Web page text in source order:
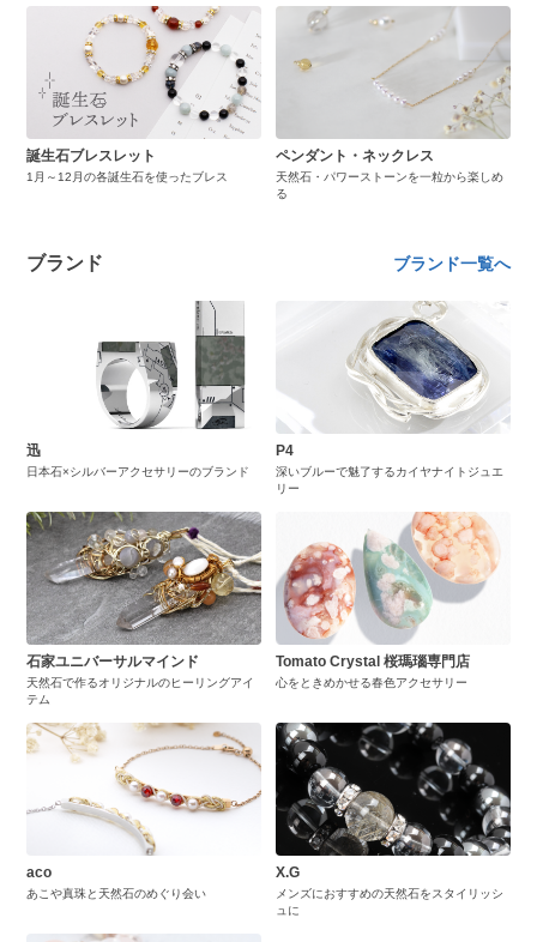
誕生石ブレスレット
1月～12月の各誕生石を使ったブレス
ペンダント・ネックレス
天然石・パワーストーンを一粒から楽しめ
る
ブランド ブランド一覧へ
迅
日本石×シルバーアクセサリーのブランド
P4
深いブルーで魅了するカイヤナイトジュエ
リー
石家ユニバーサルマインド
天然石で作るオリジナルのヒーリングアイ
テム
Tomato Crystal 桜瑪瑙専門店
心をときめかせる春色アクセサリー
aco
あこや真珠と天然石のめぐり会い
X.G
メンズにおすすめの天然石をスタイリッシ
ュに